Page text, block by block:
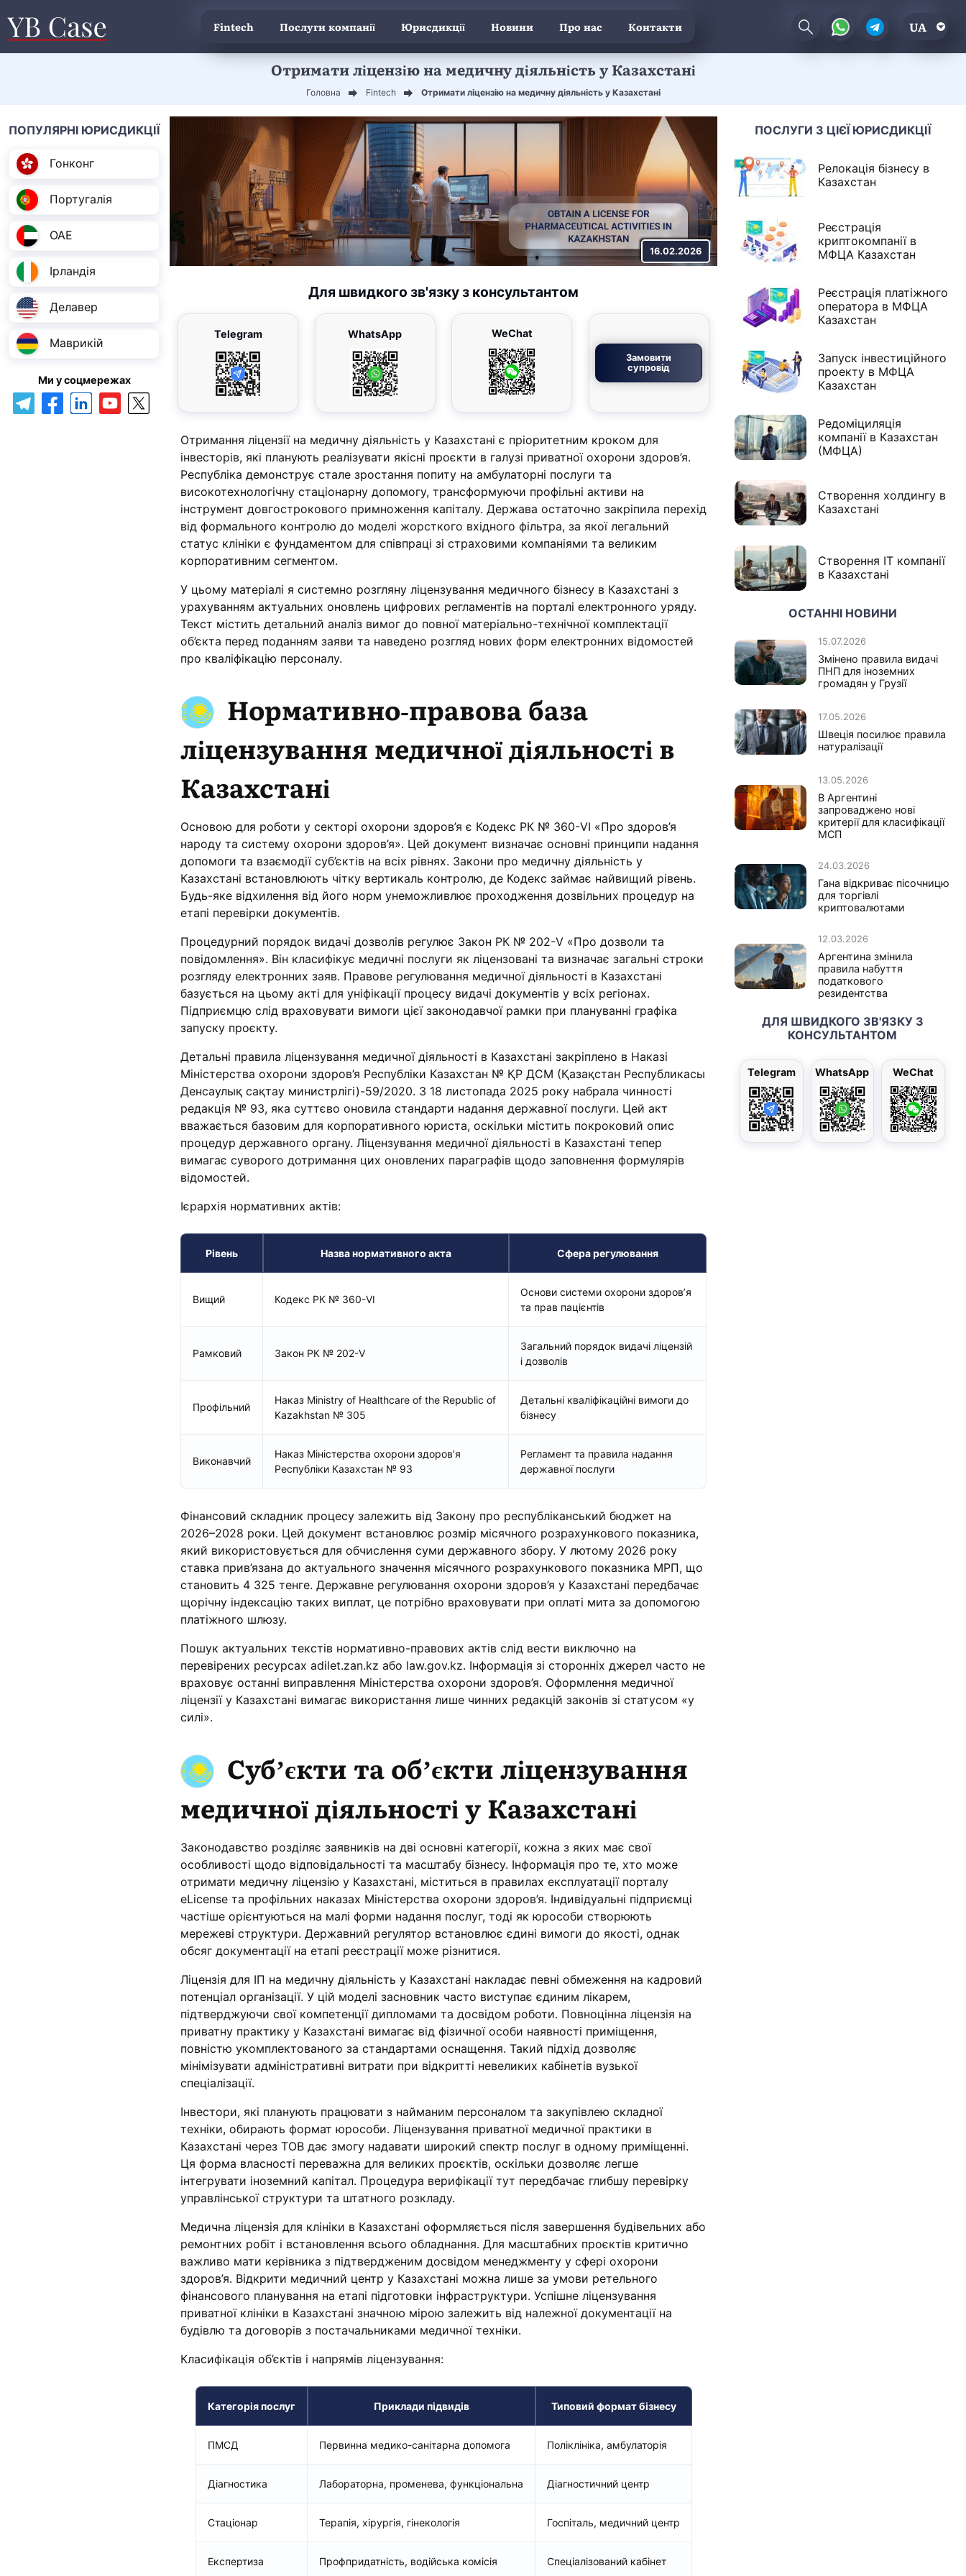
Fintech Послуги компанії Юрисдикції Новини Про нас Контакти UA
Отримати ліцензію на медичну діяльність у Казахстані
Головна Fintech Отримати ліцензію на медичну діяльність у Казахстані
ПОПУЛЯРНІ ЮРИСДИКЦІЇ
Гонконг
Португалія
ОАЕ
Ірландія
Делавер
Маврикій
Ми у соцмережах
16.02.2026
Для швидкого зв'язку з консультантом
Telegram WhatsApp WeChat
Замовити
супровід
Отримання ліцензії на медичну діяльність у Казахстані є пріоритетним кроком для
інвесторів, які планують реалізувати якісні проєкти в галузі приватної охорони здоров’я.
Республіка демонструє стале зростання попиту на амбулаторні послуги та
високотехнологічну стаціонарну допомогу, трансформуючи профільні активи на
інструмент довгострокового примноження капіталу. Держава остаточно закріпила перехід
від формального контролю до моделі жорсткого вхідного фільтра, за якої легальний
статус клініки є фундаментом для співпраці зі страховими компаніями та великим
корпоративним сегментом.
У цьому матеріалі я системно розгляну ліцензування медичного бізнесу в Казахстані з
урахуванням актуальних оновлень цифрових регламентів на порталі електронного уряду.
Текст містить детальний аналіз вимог до повної матеріально-технічної комплектації
об’єкта перед поданням заяви та наведено розгляд нових форм електронних відомостей
про кваліфікацію персоналу.
Нормативно-правова база
ліцензування медичної діяльності в
Казахстані
Основою для роботи у секторі охорони здоров’я є Кодекс РК № 360-VI «Про здоров’я
народу та систему охорони здоров’я». Цей документ визначає основні принципи надання
допомоги та взаємодії суб’єктів на всіх рівнях. Закони про медичну діяльність у
Казахстані встановлюють чітку вертикаль контролю, де Кодекс займає найвищий рівень.
Будь-яке відхилення від його норм унеможливлює проходження дозвільних процедур на
етапі перевірки документів.
Процедурний порядок видачі дозволів регулює Закон РК № 202-V «Про дозволи та
повідомлення». Він класифікує медичні послуги як ліцензовані та визначає загальні строки
розгляду електронних заяв. Правове регулювання медичної діяльності в Казахстані
базується на цьому акті для уніфікації процесу видачі документів у всіх регіонах.
Підприємцю слід враховувати вимоги цієї законодавчої рамки при плануванні графіка
запуску проєкту.
Детальні правила ліцензування медичної діяльності в Казахстані закріплено в Наказі
Міністерства охорони здоров’я Республіки Казахстан № ҚР ДСМ (Қазақстан Республикасы
Денсаулық сақтау министрлігі)-59/2020. З 18 листопада 2025 року набрала чинності
редакція № 93, яка суттєво оновила стандарти надання державної послуги. Цей акт
вважається базовим для корпоративного юриста, оскільки містить покроковий опис
процедур державного органу. Ліцензування медичної діяльності в Казахстані тепер
вимагає суворого дотримання цих оновлених параграфів щодо заповнення формулярів
відомостей.
Ієрархія нормативних актів:
Рівень Назва нормативного акта Сфера регулювання
Вищий Кодекс РК № 360-VI
Основи системи охорони здоров’я
та прав пацієнтів
Рамковий Закон РК № 202-V
Загальний порядок видачі ліцензій
і дозволів
Профільний
Наказ Ministry of Healthcare of the Republic of
Kazakhstan № 305
Детальні кваліфікаційні вимоги до
бізнесу
Виконавчий
Наказ Міністерства охорони здоров’я
Республіки Казахстан № 93
Регламент та правила надання
державної послуги
Фінансовий складник процесу залежить від Закону про республіканський бюджет на
2026–2028 роки. Цей документ встановлює розмір місячного розрахункового показника,
який використовується для обчислення суми державного збору. У лютому 2026 року
ставка прив’язана до актуального значення місячного розрахункового показника МРП, що
становить 4 325 тенге. Державне регулювання охорони здоров’я у Казахстані передбачає
щорічну індексацію таких виплат, це потрібно враховувати при оплаті мита за допомогою
платіжного шлюзу.
Пошук актуальних текстів нормативно-правових актів слід вести виключно на
перевірених ресурсах adilet.zan.kz або law.gov.kz. Інформація зі сторонніх джерел часто не
враховує останні виправлення Міністерства охорони здоров’я. Оформлення медичної
ліцензії у Казахстані вимагає використання лише чинних редакцій законів зі статусом «у
силі».
Суб’єкти та об’єкти ліцензування
медичної діяльності у Казахстані
Законодавство розділяє заявників на дві основні категорії, кожна з яких має свої
особливості щодо відповідальності та масштабу бізнесу. Інформація про те, хто може
отримати медичну ліцензію у Казахстані, міститься в правилах експлуатації порталу
eLicense та профільних наказах Міністерства охорони здоров’я. Індивідуальні підприємці
частіше орієнтуються на малі форми надання послуг, тоді як юрособи створюють
мережеві структури. Державний регулятор встановлює єдині вимоги до якості, однак
обсяг документації на етапі реєстрації може різнитися.
Ліцензія для ІП на медичну діяльність у Казахстані накладає певні обмеження на кадровий
потенціал організації. У цій моделі засновник часто виступає єдиним лікарем,
підтверджуючи свої компетенції дипломами та досвідом роботи. Повноцінна ліцензія на
приватну практику у Казахстані вимагає від фізичної особи наявності приміщення,
повністю укомплектованого за стандартами оснащення. Такий підхід дозволяє
мінімізувати адміністративні витрати при відкритті невеликих кабінетів вузької
спеціалізації.
Інвестори, які планують працювати з найманим персоналом та закупівлею складної
техніки, обирають формат юрособи. Ліцензування приватної медичної практики в
Казахстані через ТОВ дає змогу надавати широкий спектр послуг в одному приміщенні.
Ця форма власності переважна для великих проєктів, оскільки дозволяє легше
інтегрувати іноземний капітал. Процедура верифікації тут передбачає глибшу перевірку
управлінської структури та штатного розкладу.
Медична ліцензія для клініки в Казахстані оформляється після завершення будівельних або
ремонтних робіт і встановлення всього обладнання. Для масштабних проєктів критично
важливо мати керівника з підтвердженим досвідом менеджменту у сфері охорони
здоров’я. Відкрити медичний центр у Казахстані можна лише за умови ретельного
фінансового планування на етапі підготовки інфраструктури. Успішне ліцензування
приватної клініки в Казахстані значною мірою залежить від належної документації на
будівлю та договорів з постачальниками медичної техніки.
Класифікація об’єктів і напрямів ліцензування:
Категорія послуг Приклади підвидів Типовий формат бізнесу
ПМСД Первинна медико-санітарна допомога Поліклініка, амбулаторія
Діагностика Лабораторна, променева, функціональна Діагностичний центр
Стаціонар Терапія, хірургія, гінекологія Госпіталь, медичний центр
Експертиза Профпридатність, водійська комісія Спеціалізований кабінет
ПОСЛУГИ З ЦІЄЇ ЮРИСДИКЦІЇ
Релокація бізнесу в
Казахстан
Реєстрація
криптокомпанії в
МФЦА Казахстан
Реєстрація платіжного
оператора в МФЦА
Казахстан
Запуск інвестиційного
проекту в МФЦА
Казахстан
Редоміциляція
компанії в Казахстан
(МФЦА)
Створення холдингу в
Казахстані
Створення IT компанії
в Казахстані
ОСТАННІ НОВИНИ
15.07.2026
Змінено правила видачі
ПНП для іноземних
громадян у Грузії
17.05.2026
Швеція посилює правила
натуралізації
13.05.2026
В Аргентині
запроваджено нові
критерії для класифікації
МСП
24.03.2026
Гана відкриває пісочницю
для торгівлі
криптовалютами
12.03.2026
Аргентина змінила
правила набуття
податкового
резидентства
ДЛЯ ШВИДКОГО ЗВ'ЯЗКУ З
КОНСУЛЬТАНТОМ
Telegram WhatsApp WeChat